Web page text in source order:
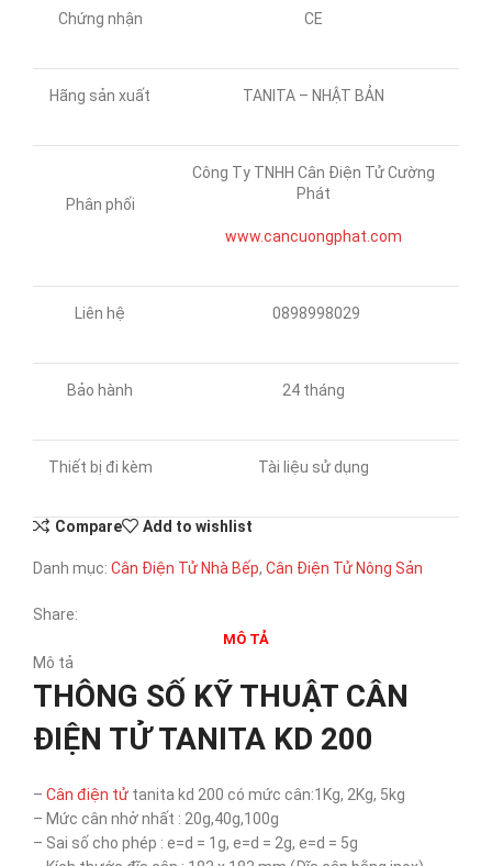
Chứng nhận CE
Hãng sản xuất TANITA – NHẬT BẢN
Phân phối
Công Ty TNHH Cân Điện Tử Cường
Phát
www.cancuongphat.com
Liên hệ 0898998029
Bảo hành 24 tháng
Thiết bị đi kèm Tài liệu sử dụng
Compare Add to wishlist
Danh mục: Cân Điện Tử Nhà Bếp, Cân Điện Tử Nông Sản
Share:
MÔ TẢ
Mô tả
THÔNG SỐ KỸ THUẬT CÂN
ĐIỆN TỬ TANITA KD 200
– Cân điện tử tanita kd 200 có mức cân:1Kg, 2Kg, 5kg
– Mức cân nhở nhất : 20g,40g,100g
– Sai số cho phép : e=d = 1g, e=d = 2g, e=d = 5g